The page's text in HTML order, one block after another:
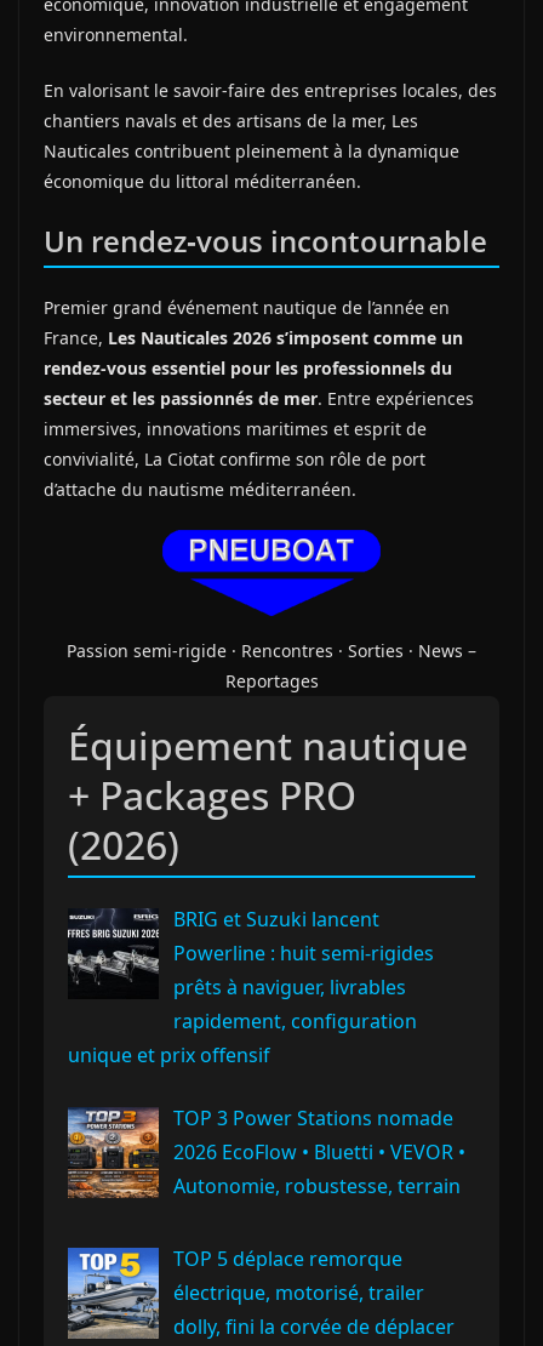
économique, innovation industrielle et engagement
environnemental.
En valorisant le savoir‑faire des entreprises locales, des
chantiers navals et des artisans de la mer, Les
Nauticales contribuent pleinement à la dynamique
économique du littoral méditerranéen.
Un rendez‑vous incontournable
Premier grand événement nautique de l’année en
France, Les Nauticales 2026 s’imposent comme un
rendez‑vous essentiel pour les professionnels du
secteur et les passionnés de mer. Entre expériences
immersives, innovations maritimes et esprit de
convivialité, La Ciotat confirme son rôle de port
d’attache du nautisme méditerranéen.
Passion semi-rigide · Rencontres · Sorties · News –
Reportages
Équipement nautique
+ Packages PRO
(2026)
BRIG et Suzuki lancent
Powerline : huit semi‑rigides
prêts à naviguer, livrables
rapidement, configuration
unique et prix offensif
TOP 3 Power Stations nomade
2026 EcoFlow • Bluetti • VEVOR •
Autonomie, robustesse, terrain
TOP 5 déplace remorque
électrique, motorisé, trailer
dolly, fini la corvée de déplacer